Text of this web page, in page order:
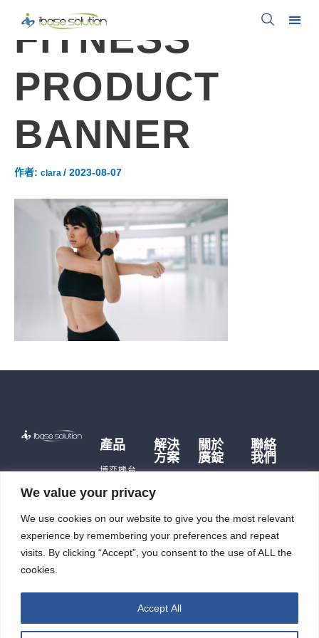
We value your privacy
We use cookies on our website to give you the most relevant
experience by remembering your preferences and repeat
visits. By clicking “Accept”, you consent to the use of ALL the
cookies.
Accept All
FITNESS
PRODUCT
BANNER
作者: clara / 2023-08-07
產品
博弈機台
遊戲主機
充電樁
觸控平板
電腦
解決
方案
體
用
智能自
動化
關於
廣錠
公司據點
力
廣錠徵才
聯絡
我們
即時訊
投資人
專區